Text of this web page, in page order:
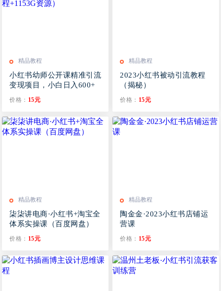
精品教程
小红书幼师公开课精准引流
变现项目，小白日入600+
价格： 15元
精品教程
2023小红书被动引流教程
（揭秘）
价格： 15元
精品教程
柒柒讲电商·小红书+淘宝全
体系实操课（百度网盘）
价格： 15元
精品教程
陶金金·2023小红书店铺运
营课
价格： 15元